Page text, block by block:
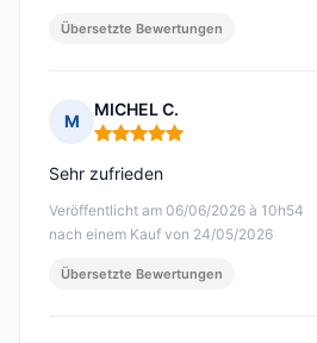
Übersetzte Bewertungen
M
MICHEL C.
Hinweis: 5 von 5
Veröffentlicht am 06/06/2026 à 10h54
nach einem Kauf von 24/05/2026
Sehr zufrieden
Übersetzte Bewertungen